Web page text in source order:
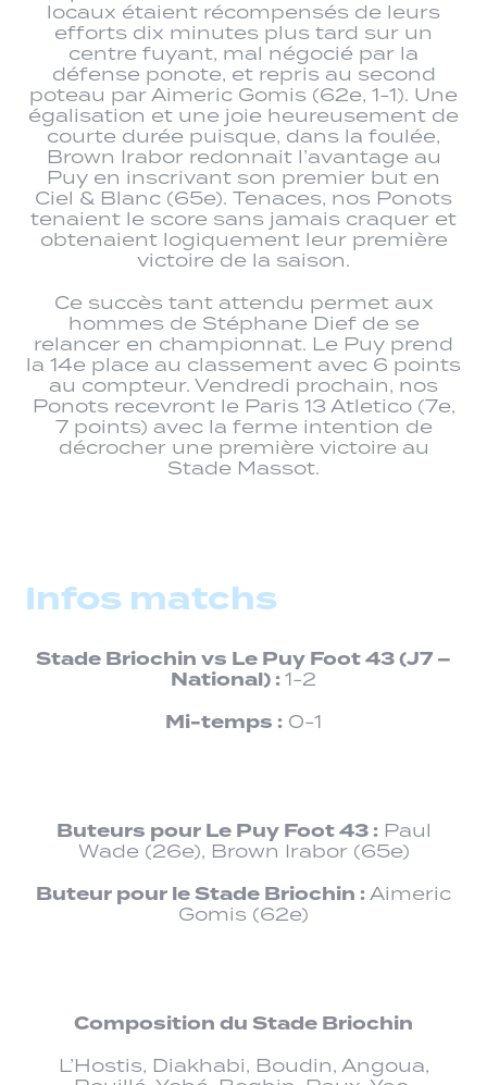
locaux étaient récompensés de leurs
efforts dix minutes plus tard sur un
centre fuyant, mal négocié par la
défense ponote, et repris au second
poteau par Aimeric Gomis (62e, 1-1). Une
égalisation et une joie heureusement de
courte durée puisque, dans la foulée,
Brown Irabor redonnait l’avantage au
Puy en inscrivant son premier but en
Ciel & Blanc (65e). Tenaces, nos Ponots
tenaient le score sans jamais craquer et
obtenaient logiquement leur première
victoire de la saison.
Ce succès tant attendu permet aux
hommes de Stéphane Dief de se
relancer en championnat. Le Puy prend
la 14e place au classement avec 6 points
au compteur. Vendredi prochain, nos
Ponots recevront le Paris 13 Atletico (7e,
7 points) avec la ferme intention de
décrocher une première victoire au
Stade Massot.
Infos matchs
Stade Briochin vs Le Puy Foot 43(J7 –
National) :1-2
Mi-temps : 0-1
Buteurs pour Le Puy Foot 43 :Paul
Wade (26e), Brown Irabor (65e)
Buteur pour le Stade Briochin :Aimeric
Gomis (62e)
Composition du Stade Briochin
L’Hostis, Diakhabi, Boudin, Angoua,